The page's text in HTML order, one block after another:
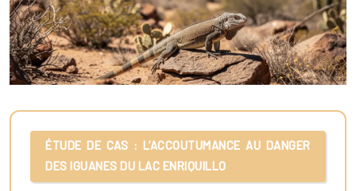
ÉTUDE DE CAS : L’ACCOUTUMANCE AU DANGER
DES IGUANES DU LAC ENRIQUILLO